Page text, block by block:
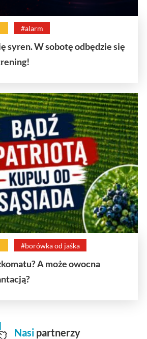
#alarm
syren. W sobotę odbędzie się
#borówka od jaśka
A może owocna
Nasi partnerzy